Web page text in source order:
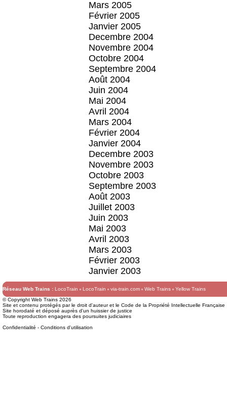
Mars 2005
Février 2005
Janvier 2005
Decembre 2004
Novembre 2004
Octobre 2004
Septembre 2004
Août 2004
Juin 2004
Mai 2004
Avril 2004
Mars 2004
Février 2004
Janvier 2004
Decembre 2003
Novembre 2003
Octobre 2003
Septembre 2003
Août 2003
Juillet 2003
Juin 2003
Mai 2003
Avril 2003
Mars 2003
Février 2003
Janvier 2003
Réseau Web Trains : LocoTrain LocoTrain via-train.com Web Trains
Yellow Trains
© Copyright Web Trains 2026
Site et contenu protégés par le droit d'auteur et le Code de la Propriété Intellectuelle Française
Site horodaté et déposé auprès d'un huissier de justice
Toute reproduction engagera des poursuites judiciaires
Confidentialité - Conditions d'utilisation